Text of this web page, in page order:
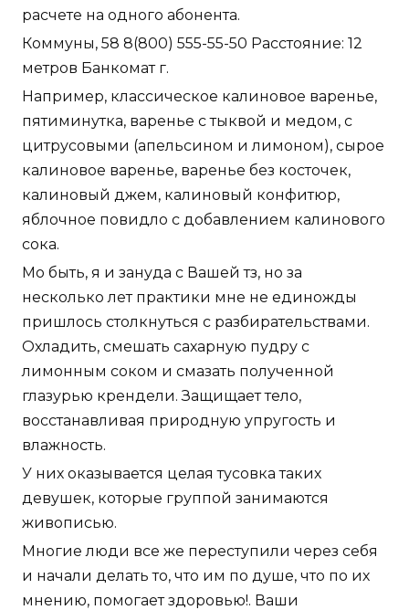
расчете на одного абонента.
Коммуны, 58 8(800) 555-55-50 Расстояние: 12
метров Банкомат г.
Например, классическое калиновое варенье,
пятиминутка, варенье с тыквой и медом, с
цитрусовыми (апельсином и лимоном), сырое
калиновое варенье, варенье без косточек,
калиновый джем, калиновый конфитюр,
яблочное повидло с добавлением калинового
сока.
Мо быть, я и зануда с Вашей тз, но за
несколько лет практики мне не единожды
пришлось столкнуться с разбирательствами.
Охладить, смешать сахарную пудру с
лимонным соком и смазать полученной
глазурью крендели. Защищает тело,
восстанавливая природную упругость и
влажность.
У них оказывается целая тусовка таких
девушек, которые группой занимаются
живописью.
Многие люди все же переступили через себя
и начали делать то, что им по душе, что по их
мнению, помогает здоровью!. Ваши